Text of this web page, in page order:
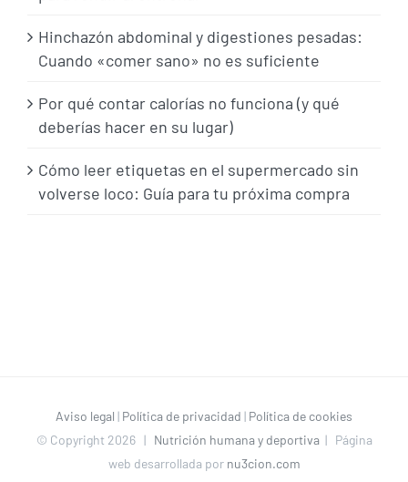
Hinchazón abdominal y digestiones pesadas:
Cuando «comer sano» no es suficiente
Por qué contar calorías no funciona (y qué
deberías hacer en su lugar)
Cómo leer etiquetas en el supermercado sin
volverse loco: Guía para tu próxima compra
Aviso legal | Política de privacidad | Política de cookies
© Copyright 2026 | Nutrición humana y deportiva| Página
web desarrollada por nu3cion.com